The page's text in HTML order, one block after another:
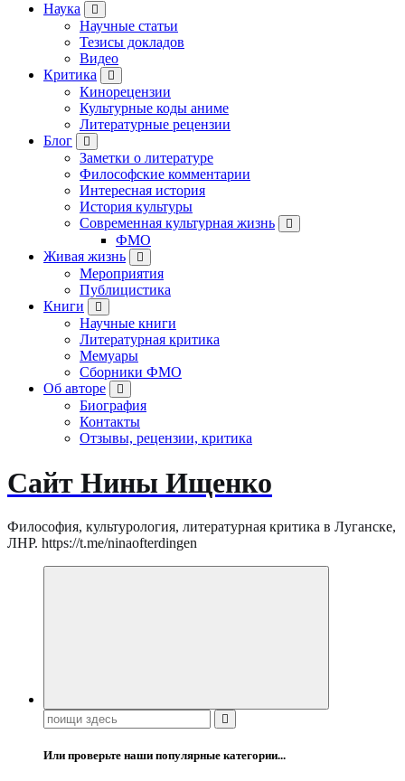
Наука
Научные статьи
Тезисы докладов
Видео
Критика
Кинорецензии
Культурные коды аниме
Литературные рецензии
Блог
Заметки о литературе
Философские комментарии
Интересная история
История культуры
Современная культурная жизнь
ФМО
Живая жизнь
Мероприятия
Публицистика
Книги
Научные книги
Литературная критика
Мемуары
Сборники ФМО
Об авторе
Биография
Контакты
Отзывы, рецензии, критика
Сайт Нины Ищенко
Философия, культурология, литературная критика в Луганске,
ЛНР. https://t.me/ninaofterdingen
Поиск:
Или проверьте наши популярные категории...